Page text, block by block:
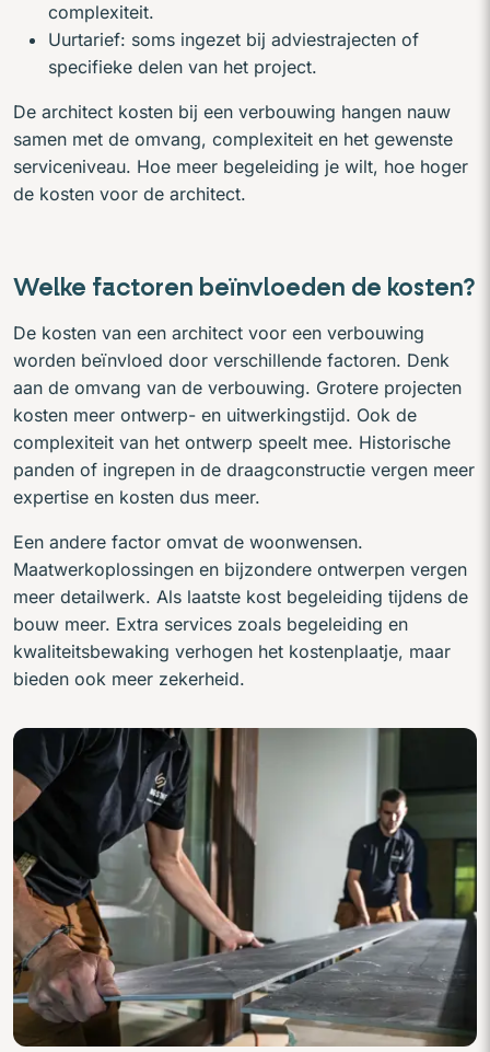
complexiteit.
Uurtarief: soms ingezet bij adviestrajecten of
specifieke delen van het project.
De architect kosten bij een verbouwing hangen nauw
samen met de omvang, complexiteit en het gewenste
serviceniveau. Hoe meer begeleiding je wilt, hoe hoger
de kosten voor de architect.
Welke factoren beïnvloeden de kosten?
De kosten van een architect voor een verbouwing
worden beïnvloed door verschillende factoren. Denk
aan de omvang van de verbouwing. Grotere projecten
kosten meer ontwerp- en uitwerkingstijd. Ook de
complexiteit van het ontwerp speelt mee. Historische
panden of ingrepen in de draagconstructie vergen meer
expertise en kosten dus meer.
Een andere factor omvat de woonwensen.
Maatwerkoplossingen en bijzondere ontwerpen vergen
meer detailwerk. Als laatste kost begeleiding tijdens de
bouw meer. Extra services zoals begeleiding en
kwaliteitsbewaking verhogen het kostenplaatje, maar
bieden ook meer zekerheid.
Sfeerbeelden